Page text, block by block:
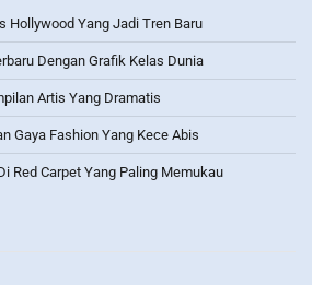
Hollywood Yang Jadi Tren Baru
Dengan Grafik Kelas Dunia
Artis Yang Dramatis
Gaya Fashion Yang Kece Abis
Red Carpet Yang Paling Memukau